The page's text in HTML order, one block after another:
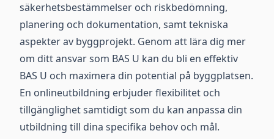
säkerhetsbestämmelser och riskbedömning,
planering och dokumentation, samt tekniska
aspekter av byggprojekt. Genom att lära dig mer
om ditt ansvar som BAS U kan du bli en effektiv
BAS U och maximera din potential på byggplatsen.
En onlineutbildning erbjuder flexibilitet och
tillgänglighet samtidigt som du kan anpassa din
utbildning till dina specifika behov och mål.